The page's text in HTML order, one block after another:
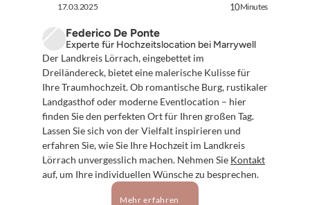
17.03.2025 10Minutes
Federico De Ponte
Experte für Hochzeitslocation bei Marrywell
Der Landkreis Lörrach, eingebettet im
Dreiländereck, bietet eine malerische Kulisse für
Ihre Traumhochzeit. Ob romantische Burg, rustikaler
Landgasthof oder moderne Eventlocation – hier
finden Sie den perfekten Ort für Ihren großen Tag.
Lassen Sie sich von der Vielfalt inspirieren und
erfahren Sie, wie Sie Ihre Hochzeit im Landkreis
Lörrach unvergesslich machen. Nehmen Sie Kontakt
auf, um Ihre individuellen Wünsche zu besprechen.
Mehr erfahren